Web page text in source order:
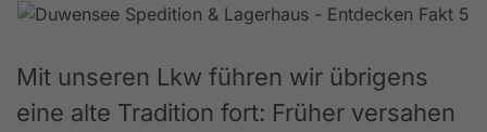
Mit unseren Lkw führen wir übrigens
eine alte Tradition fort: Früher versahen